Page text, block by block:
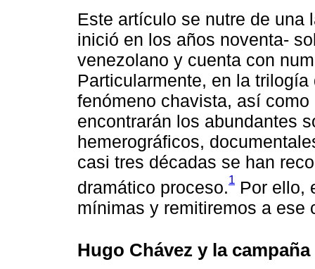
Este artículo se nutre de una
inició en los años noventa-
venezolano y cuenta con
Particularmente, en la
fenómeno chavista, así
encontrarán los abundantes
hemerográficos,
casi tres décadas se han
dramático proceso.1 Por ello,
mínimas y remitiremos a ese
Hugo Chávez y la